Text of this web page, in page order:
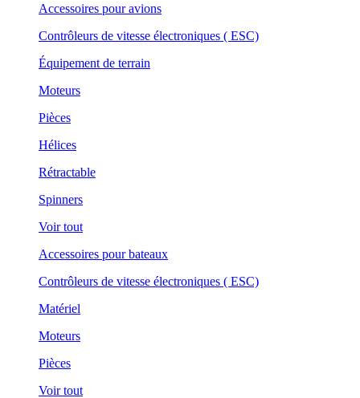
Accessoires pour avions
Contrôleurs de vitesse électroniques ( ESC)
Équipement de terrain
Moteurs
Pièces
Hélices
Rétractable
Spinners
Voir tout
Accessoires pour bateaux
Contrôleurs de vitesse électroniques ( ESC)
Matériel
Moteurs
Pièces
Voir tout